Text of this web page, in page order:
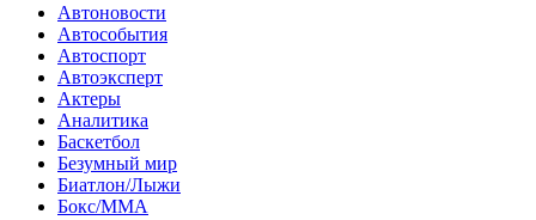
Автоновости
Автособытия
Автоспорт
Автоэксперт
Актеры
Аналитика
Баскетбол
Безумный мир
Биатлон/Лыжи
Бокс/MMA